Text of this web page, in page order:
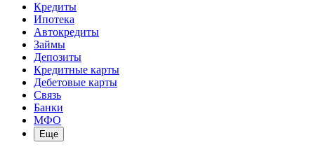
Кредиты
Ипотека
Автокредиты
Займы
Депозиты
Кредитные карты
Дебетовые карты
Связь
Банки
МФО
Еще